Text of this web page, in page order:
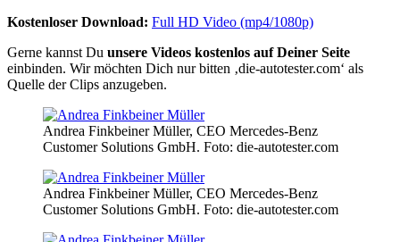
Kostenloser Download: Full HD Video (mp4/1080p)
Gerne kannst Du unsere Videos kostenlos auf Deiner Seite
einbinden. Wir möchten Dich nur bitten ‚die-autotester.com‘ als
Quelle der Clips anzugeben.
Andrea Finkbeiner Müller, CEO Mercedes-Benz
Customer Solutions GmbH. Foto: die-autotester.com
Andrea Finkbeiner Müller, CEO Mercedes-Benz
Customer Solutions GmbH. Foto: die-autotester.com